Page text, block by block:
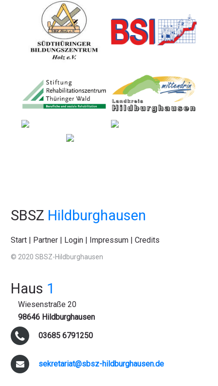
SBSZ Hildburghausen
Start | Partner | Login | Impressum |Credits
© 2020 SBSZ-Hildburghausen
Haus 1
Wiesenstraße 20
98646 Hildburghausen
03685 6791250
sekretariat@sbsz-hildburghausen.de